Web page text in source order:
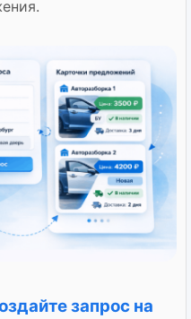
запрос на